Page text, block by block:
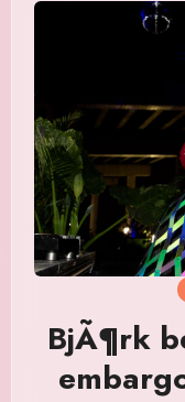
BjÃ¶rk